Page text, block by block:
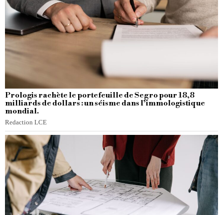
Prologis rachète le portefeuille de Segro pour 18,8
milliards de dollars : un séisme dans l’immologistique
mondial.
Redaction LCE